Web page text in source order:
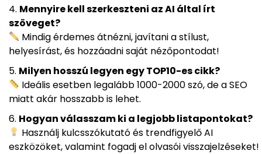
Mennyire kell szerkeszteni az AI által írt
szöveget?
Mindig érdemes átnézni, javítani a stílust,
helyesírást, és hozzáadni saját nézőpontodat!
Milyen hosszú legyen egy TOP10-es cikk?
Ideális esetben legalább 1000-2000 szó, de a SEO
miatt akár hosszabb is lehet.
Hogyan válasszam ki a legjobb listapontokat?
Használj kulcsszókutató és trendfigyelő AI
eszközöket, valamint fogadj el olvasói visszajelzéseket!